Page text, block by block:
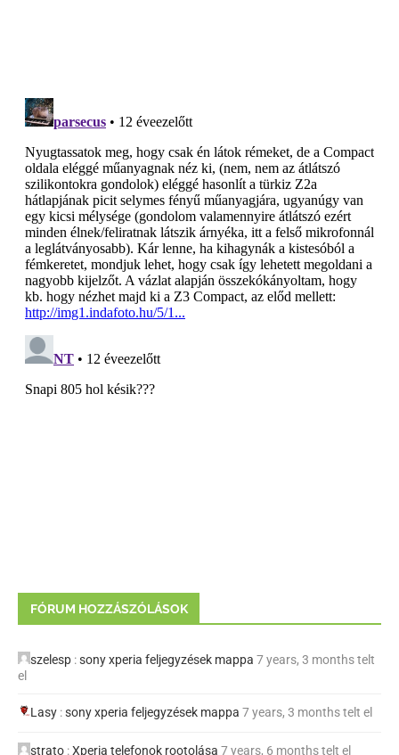
FÓRUM HOZZÁSZÓLÁSOK
szelesp :sony xperia feljegyzések mappa 7 years, 3 months telt
el
Lasy :sony xperia feljegyzések mappa 7 years, 3 months telt el
strato :Xperia telefonok rootolása 7 years, 6 months telt el